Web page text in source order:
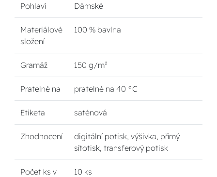
Pohlaví Dámské
Materiálové
složení
100 % bavlna
Gramáž 150 g/m²
Pratelné na pratelné na 40 °C
Etiketa saténová
Zhodnocení
digitální potisk, výšivka, přímý
sítotisk, transferový potisk
Počet ks v
10 ks